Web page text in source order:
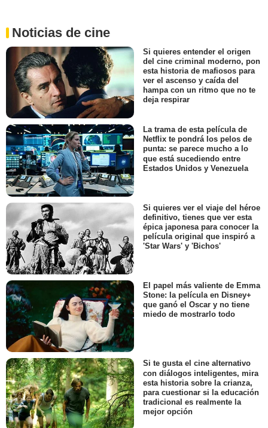
Noticias de cine
Si quieres entender el origen
del cine criminal moderno, pon
esta historia de mafiosos para
ver el ascenso y caída del
hampa con un ritmo que no te
deja respirar
La trama de esta película de
Netflix te pondrá los pelos de
punta: se parece mucho a lo
que está sucediendo entre
Estados Unidos y Venezuela
Si quieres ver el viaje del héroe
definitivo, tienes que ver esta
épica japonesa para conocer la
película original que inspiró a
'Star Wars' y 'Bichos'
El papel más valiente de Emma
Stone: la película en Disney+
que ganó el Oscar y no tiene
miedo de mostrarlo todo
Si te gusta el cine alternativo
con diálogos inteligentes, mira
esta historia sobre la crianza,
para cuestionar si la educación
tradicional es realmente la
mejor opción